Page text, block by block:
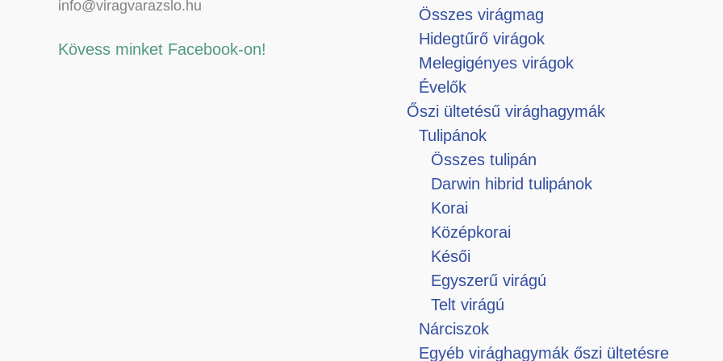
info@viragvarazslo.hu
Kövess minket Facebook-on!
Összes virágmag
Hidegtűrő virágok
Melegigényes virágok
Évelők
Őszi ültetésű virághagymák
Tulipánok
Összes tulipán
Darwin hibrid tulipánok
Korai
Középkorai
Késői
Egyszerű virágú
Telt virágú
Nárciszok
Egyéb virághagymák őszi ültetésre